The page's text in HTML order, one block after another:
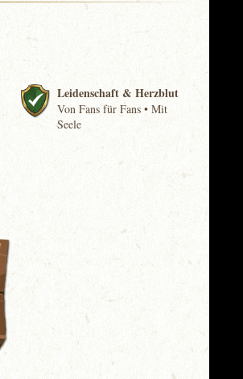
Leidenschaft & Herzblut
Von Fans für Fans • Mit
Seele